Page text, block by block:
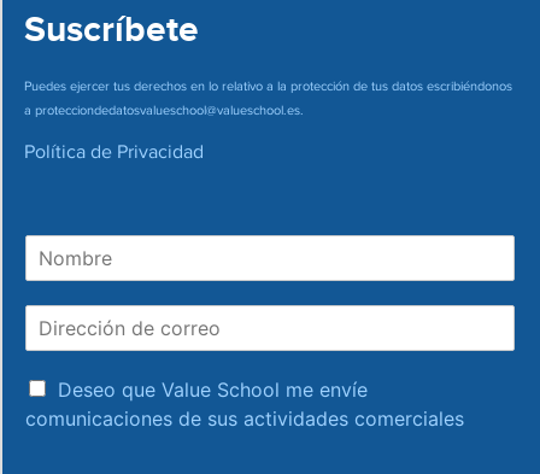
Suscríbete
Puedes ejercer tus derechos en lo relativo a la protección de tus datos escribiéndonos
a protecciondedatosvalueschool@valueschool.es.
Política de Privacidad
e
c
a
c
Deseo que Value School me envíe
comunicaciones de sus actividades comerciales